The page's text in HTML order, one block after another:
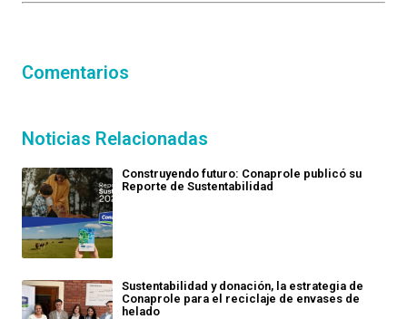
Comentarios
Noticias Relacionadas
Construyendo futuro: Conaprole publicó su
Reporte de Sustentabilidad
Sustentabilidad y donación, la estrategia de
Conaprole para el reciclaje de envases de
helado